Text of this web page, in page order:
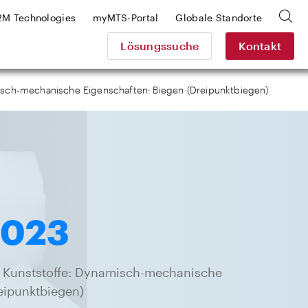
Lösungssuche Kontakt
Technologies myMTS-Portal Globale Standorte
mechanische Eigenschaften: Biegen (Dreipunktbiegen)
Dynamisch-mechanische